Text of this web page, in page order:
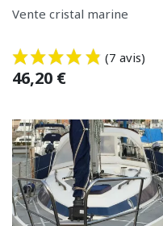
Vente cristal marine
(7 avis)
Prix
46,20 €